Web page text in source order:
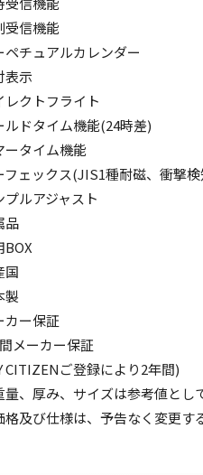
受信機能
ペチュアルカレンダー
表示
レクトフライト
ルドタイム機能(24時差)
ータイム機能
フェックス(JIS1種耐磁、衝撃
プルアジャスト
品
BOX
国
製
カー保証
メーカー保証
CITIZENご登録により2年間)
、厚み、サイズは参考値とし
及び仕様は、予告なく変更す